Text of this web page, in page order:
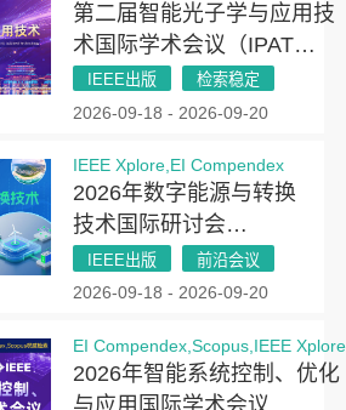
第二届智能光子学与应用技
术国际学术会议（IPAT
2026）
IEEE出版 检索稳定
2026-09-18 - 2026-09-20
IEEE Xplore,EI Compendex
2026年数字能源与转换
技术国际研讨会
（DECT 2026）
IEEE出版 前沿会议
2026-09-18 - 2026-09-20
EI Compendex,Scopus,IEEE Xplore
2026年智能系统控制、优化
与应用国际学术会议